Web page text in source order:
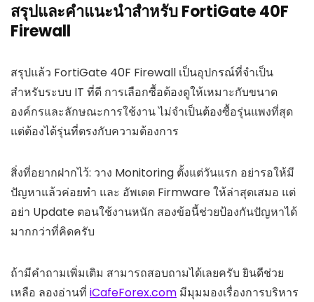
สรุปและคำแนะนำสำหรับ FortiGate 40F
Firewall
สรุปแล้ว FortiGate 40F Firewall เป็นอุปกรณ์ที่จำเป็น
สำหรับระบบ IT ที่ดี การเลือกซื้อต้องดูให้เหมาะกับขนาด
องค์กรและลักษณะการใช้งาน ไม่จำเป็นต้องซื้อรุ่นแพงที่สุด
แต่ต้องได้รุ่นที่ตรงกับความต้องการ
สิ่งที่อยากฝากไว้: วาง Monitoring ตั้งแต่วันแรก อย่ารอให้มี
ปัญหาแล้วค่อยทำ และ อัพเดต Firmware ให้ล่าสุดเสมอ แต่
อย่า Update ตอนใช้งานหนัก สองข้อนี้ช่วยป้องกันปัญหาได้
มากกว่าที่คิดครับ
ถ้ามีคำถามเพิ่มเติม สามารถสอบถามได้เลยครับ ยินดีช่วย
เหลือ ลองอ่านที่ iCafeForex.com มีมุมมองเรื่องการบริหาร